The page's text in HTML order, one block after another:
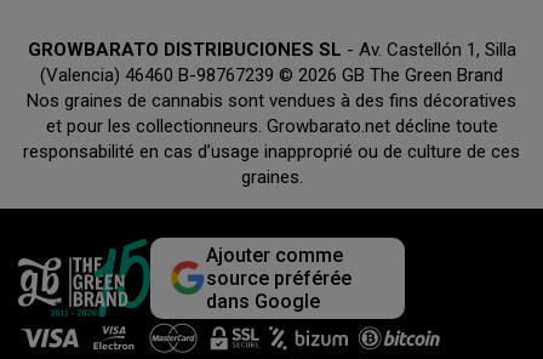
GROWBARATO DISTRIBUCIONES SL - Av. Castellón 1, Silla
(Valencia) 46460 B-98767239 © 2026 GB The Green Brand
Nos graines de cannabis sont vendues à des fins décoratives
et pour les collectionneurs. Growbarato.net décline toute
responsabilité en cas d’usage inapproprié ou de culture de ces
graines.
Ajouter comme
source préférée
dans Google